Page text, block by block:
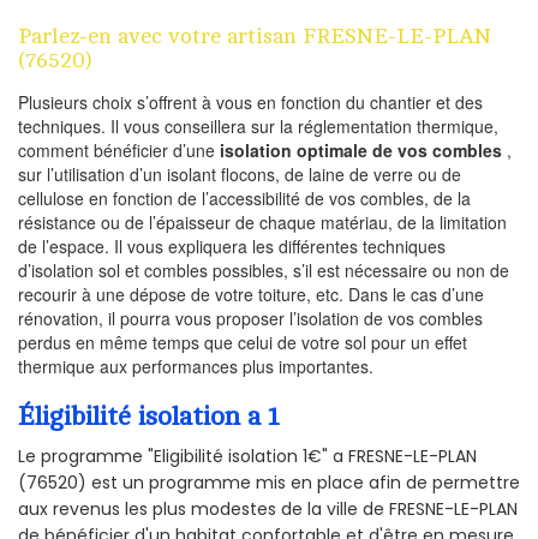
Parlez-en avec votre artisan FRESNE-LE-PLAN
(76520)
Plusieurs choix s’offrent à vous en fonction du chantier et des
techniques. Il vous conseillera sur la réglementation thermique,
comment bénéficier d’une isolation optimale de vos combles ,
sur l’utilisation d’un isolant flocons, de laine de verre ou de
cellulose en fonction de l’accessibilité de vos combles, de la
résistance ou de l’épaisseur de chaque matériau, de la limitation
de l’espace. Il vous expliquera les différentes techniques
d’isolation sol et combles possibles, s’il est nécessaire ou non de
recourir à une dépose de votre toiture, etc. Dans le cas d’une
rénovation, il pourra vous proposer l’isolation de vos combles
perdus en même temps que celui de votre sol pour un effet
thermique aux performances plus importantes.
Éligibilité isolation a 1
Le programme "Eligibilité isolation 1€" a FRESNE-LE-PLAN
(76520) est un programme mis en place afin de permettre
aux revenus les plus modestes de la ville de FRESNE-LE-PLAN